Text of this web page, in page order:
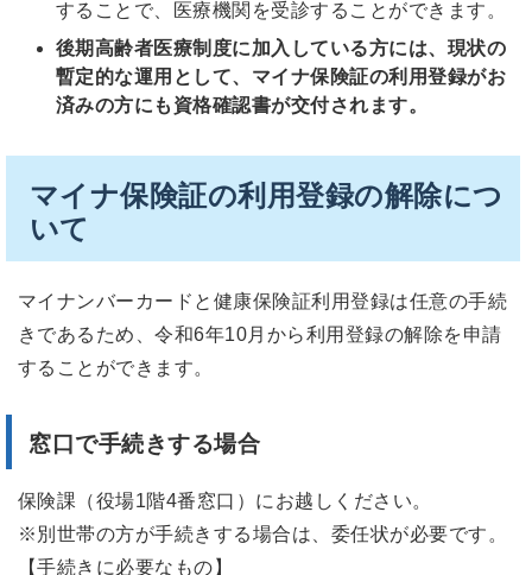
することで、医療機関を受診することができます。
後期高齢者医療制度に加入している方には、現状の
暫定的な運用として、マイナ保険証の利用登録がお
済みの方にも資格確認書が交付されます。
マイナ保険証の利用登録の解除につ
いて
マイナンバーカードと健康保険証利用登録は任意の手続
きであるため、令和6年10月から利用登録の解除を申請
することができます。
窓口で手続きする場合
保険課（役場1階4番窓口）にお越しください。
※別世帯の方が手続きする場合は、委任状が必要です。
【手続きに必要なもの】